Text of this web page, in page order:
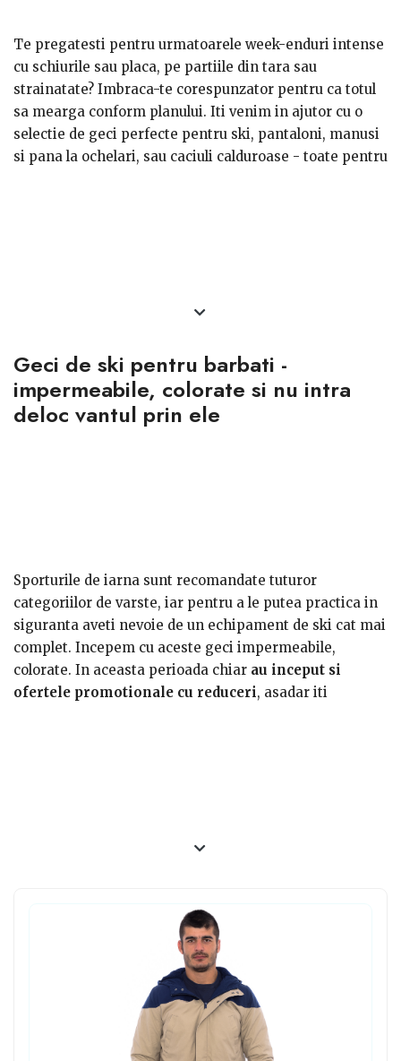
Te pregatesti pentru urmatoarele week-enduri intense
cu schiurile sau placa, pe partiile din tara sau
strainatate? Imbraca-te corespunzator pentru ca totul
sa mearga conform planului. Iti venim in ajutor cu o
selectie de geci perfecte pentru ski, pantaloni, manusi
si pana la ochelari, sau caciuli calduroase - toate pentru
Geci de ski pentru barbati -
impermeabile, colorate si nu intra
deloc vantul prin ele
Sporturile de iarna sunt recomandate tuturor
categoriilor de varste, iar pentru a le putea practica in
siguranta aveti nevoie de un echipament de ski cat mai
complet. Incepem cu aceste geci impermeabile,
colorate. In aceasta perioada chiar au inceput si
ofertele promotionale cu reduceri, asadar iti